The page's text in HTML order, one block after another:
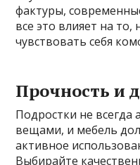
фактуры,
все это влияет на то,
чувствовать себя
Прочность и
Подростки не всегда
вещами, и мебель
активное
Выбирайте